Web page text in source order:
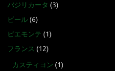
バジリカータ (3)
ビール (6)
ピエモンテ (1)
フランス (12)
カスティヨン (1)